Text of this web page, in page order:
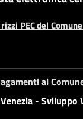
PEC del
al
- Sviluppo